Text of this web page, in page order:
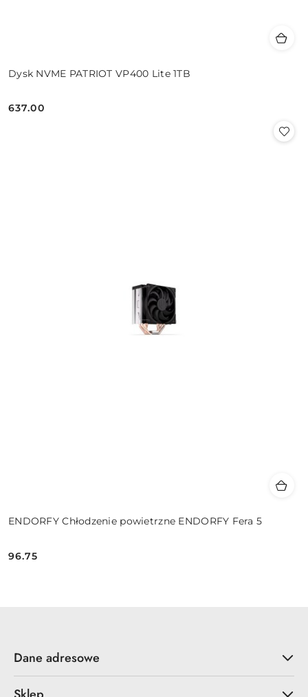
Dysk NVME PATRIOT VP400 Lite 1TB
Cena:
637.00
ENDORFY Chłodzenie powietrzne ENDORFY Fera 5
Cena:
96.75
Dane adresowe